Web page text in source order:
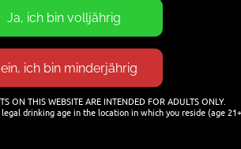
ON THIS WEBSITE ARE INTENDED FOR ADULTS ONLY.
drinking age in the location in which you reside (age